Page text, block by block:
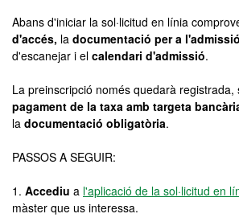
Abans d'iniciar la sol·licitud en línia
d'accés, la documentació per a l'admissió
d'escanejar i el calendari d'admissió.
La preinscripció només quedarà registrada,
pagament de la taxa amb targeta
la documentació obligatòria.
PASSOS A SEGUIR:
1. Accediu a l'aplicació de la sol·licitud en
màster que us interessa.